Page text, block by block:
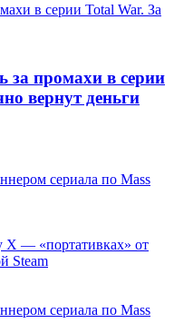
в серии Total War. За
за промахи в серии
вернут деньги
сериала по Mass
— «портативках» от
Steam
сериала по Mass